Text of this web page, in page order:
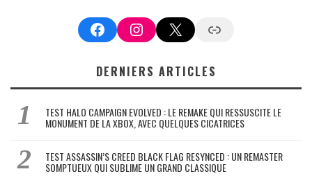
FacebookInstagram
X Google News
DERNIERS ARTICLES
TEST HALO CAMPAIGN EVOLVED : LE REMAKE QUI RESSUSCITE LE
MONUMENT DE LA XBOX, AVEC QUELQUES CICATRICES
TEST ASSASSIN’S CREED BLACK FLAG RESYNCED : UN REMASTER
SOMPTUEUX QUI SUBLIME UN GRAND CLASSIQUE